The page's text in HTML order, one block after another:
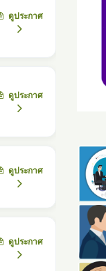
ดูประกาศ
ดูประกาศ
ดูประกาศ
ดูประกาศ